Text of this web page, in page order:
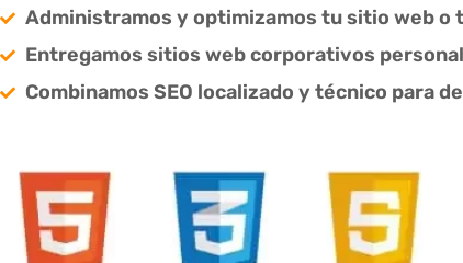
Administramos y optimizamos tu sitio web o
Entregamos sitios web corporativos
Combinamos SEO localizado y técnico para